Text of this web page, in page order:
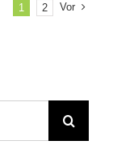
1 2 Vor